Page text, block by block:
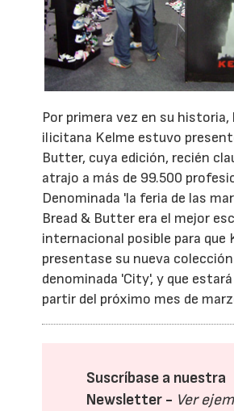
Por primera vez en su historia,
ilicitana Kelme estuvo
Butter, cuya edición, recién
atrajo a más de 99.500
Denominada 'la feria de las
Bread & Butter era el mejor
internacional posible para que
presentase su nueva
denominada 'City', y que
partir del próximo mes de
Suscríbase a nuestra
Newsletter - Ver